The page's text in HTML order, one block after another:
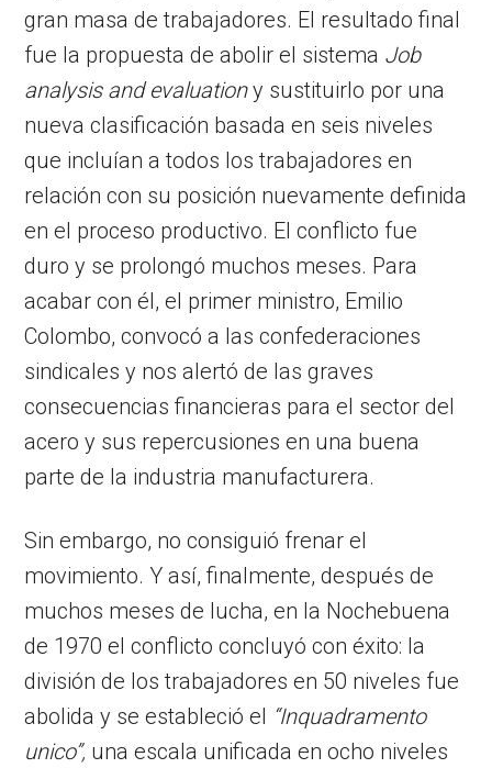
gran masa de trabajadores. El resultado final
fue la propuesta de abolir el sistema Job
analysis and evaluationy sustituirlo por una
nueva clasificación basada en seis niveles
que incluían a todos los trabajadores en
relación con su posición nuevamente definida
en el proceso productivo. El conflicto fue
duro y se prolongó muchos meses. Para
acabar con él, el primer ministro, Emilio
Colombo, convocó a las confederaciones
sindicales y nos alertó de las graves
consecuencias financieras para el sector del
acero y sus repercusiones en una buena
parte de la industria manufacturera.
Sin embargo, no consiguió frenar el
movimiento. Y así, finalmente, después de
muchos meses de lucha, en la Nochebuena
de 1970 el conflicto concluyó con éxito: la
división de los trabajadores en 50 niveles fue
abolida y se estableció el “Inquadramento
unico”, una escala unificada en ocho niveles